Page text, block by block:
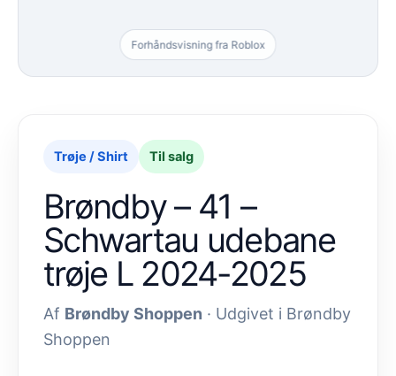
Forhåndsvisning fra Roblox
Trøje / Shirt Til salg
Brøndby – 41 –
Schwartau udebane
trøje L 2024-2025
Af Brøndby Shoppen · Udgivet i Brøndby
Shoppen